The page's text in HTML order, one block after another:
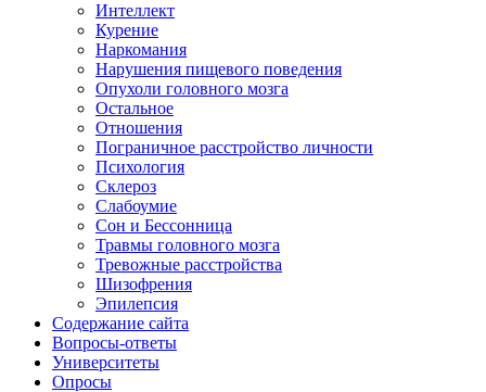
Интеллект
Курение
Наркомания
Нарушения пищевого поведения
Опухоли головного мозга
Остальное
Отношения
Пограничное расстройство личности
Психология
Склероз
Слабоумие
Сон и Бессонница
Травмы головного мозга
Тревожные расстройства
Шизофрения
Эпилепсия
Содержание сайта
Вопросы-ответы
Университеты
Опросы